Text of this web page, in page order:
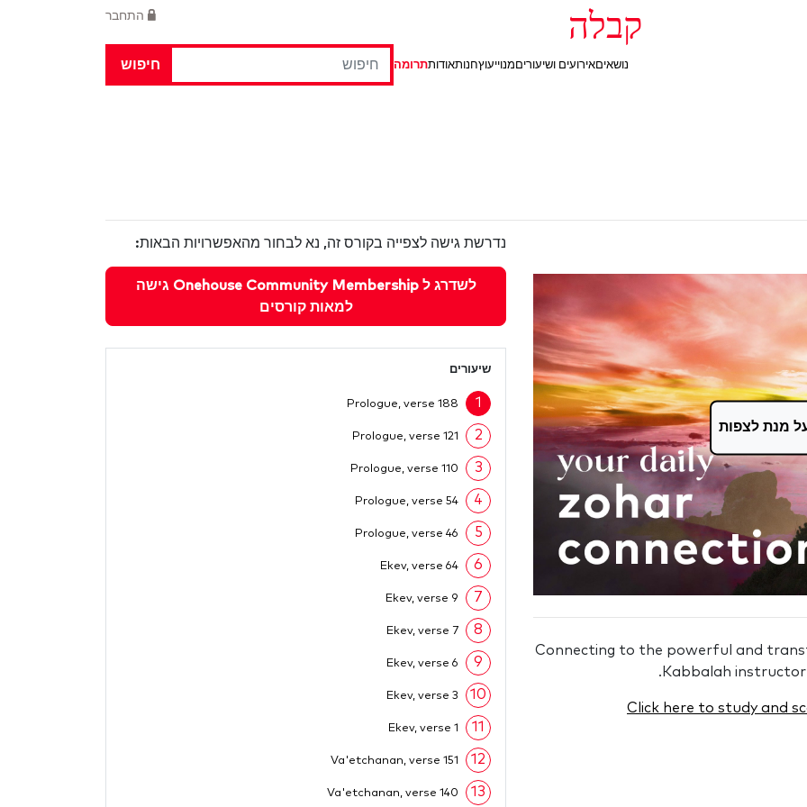
התחבר קבלה
חיפוש נושאיםאירועים ושיעוריםמנוייעוץחנותאודותתרומה
מנת לצפות
Connecting to the powerful and
Kabbalah
.
Click here to study and
נדרשת גישה לצפייה בקורס זה, נא לבחור מהאפשרויות הבאות:
לשדרג ל Onehouse Community Membership גישה
למאות קורסים
שיעורים
1
Prologue, verse 188
2
Prologue, verse 121
3
Prologue, verse 110
4
Prologue, verse 54
5
Prologue, verse 46
6
Ekev, verse 64
7
Ekev, verse 9
8
Ekev, verse 7
9
Ekev, verse 6
10
Ekev, verse 3
11
Ekev, verse 1
12
Va'etchanan, verse 151
13
Va'etchanan, verse 140